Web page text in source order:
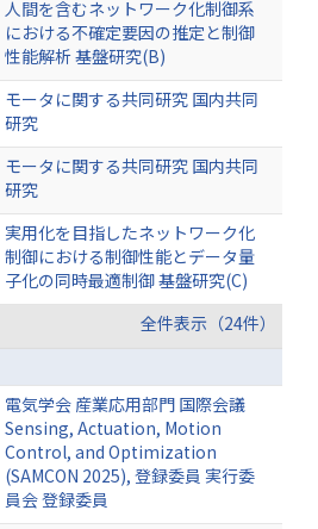
人間を含むネットワーク化制御系
における不確定要因の推定と制御
性能解析 基盤研究(B)
モータに関する共同研究 国内共同
研究
モータに関する共同研究 国内共同
研究
実用化を目指したネットワーク化
制御における制御性能とデータ量
子化の同時最適制御 基盤研究(C)
全件表示（24件）
電気学会 産業応用部門 国際会議
Sensing, Actuation, Motion
Control, and Optimization
(SAMCON 2025), 登録委員 実行委
員会 登録委員